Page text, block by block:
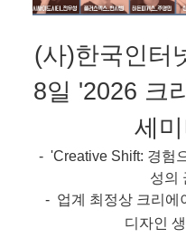
(사)한국인터
8일 '2026 크
세
- 'Creative Shift: 경험
성의
-​ 업계 최정상 크리에
디자인